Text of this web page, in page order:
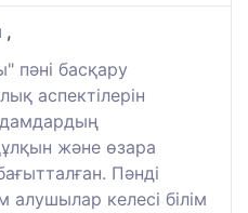
,
пәні басқару
аспектілерін
және өзара
Пәнді
алушылар келесі білім